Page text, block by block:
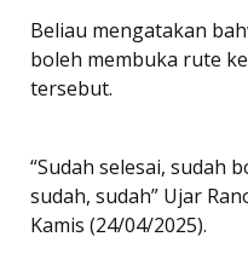
Beliau mengatakan
boleh membuka rute
tersebut.
“Sudah selesai, sudah
sudah, sudah” Ujar
Kamis (24/04/2025).